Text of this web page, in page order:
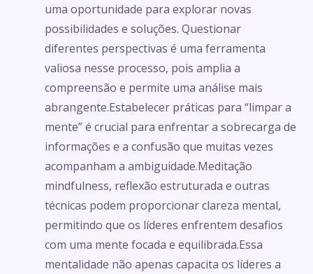
uma oportunidade para explorar novas
possibilidades e soluções. Questionar
diferentes perspectivas é uma ferramenta
valiosa nesse processo, pois amplia a
compreensão e permite uma análise mais
abrangente.Estabelecer práticas para “limpar a
mente” é crucial para enfrentar a sobrecarga de
informações e a confusão que muitas vezes
acompanham a ambiguidade.Meditação
mindfulness, reflexão estruturada e outras
técnicas podem proporcionar clareza mental,
permitindo que os líderes enfrentem desafios
com uma mente focada e equilibrada.Essa
mentalidade não apenas capacita os líderes a